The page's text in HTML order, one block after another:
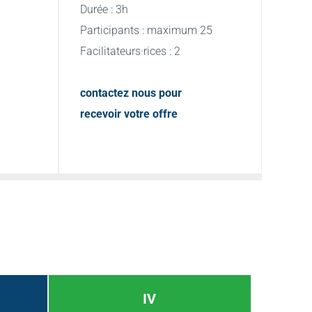
Durée : 3h
Participants : maximum 25
Facilitateurs·rices : 2
contactez nous pour
recevoir votre offre
IV